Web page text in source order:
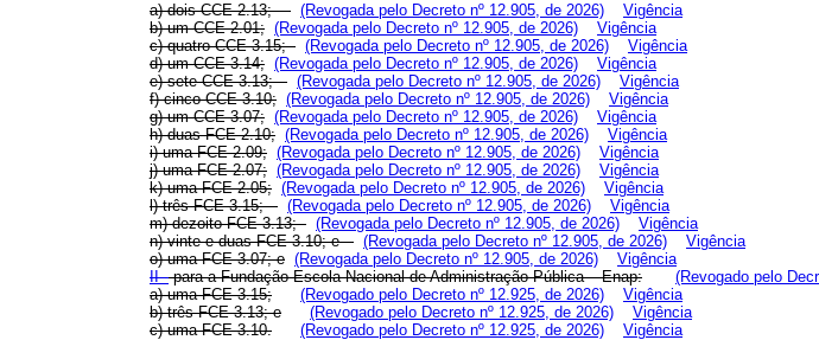
a) dois CCE 2.13; (Revogada pelo Decreto nº 12.905, de 2026)
Vigência
b) um CCE 2.01; (Revogada pelo Decreto nº 12.905, de 2026)
Vigência
c) quatro CCE 3.15; (Revogada pelo Decreto nº 12.905, de 2026)
Vigência
d) um CCE 3.14; (Revogada pelo Decreto nº 12.905, de 2026)
Vigência
e) sete CCE 3.13;
(Revogada pelo Decreto nº 12.905, de 2026)
Vigência
f) cinco CCE 3.10; (Revogada pelo Decreto nº 12.905, de 2026)
Vigência
g) um CCE 3.07; (Revogada pelo Decreto nº 12.905, de 2026)
Vigência
h) duas FCE 2.10; (Revogada pelo Decreto nº 12.905, de 2026)
Vigência
i) uma FCE 2.09; (Revogada pelo Decreto nº 12.905, de 2026)
Vigência
j) uma FCE 2.07; (Revogada pelo Decreto nº 12.905, de 2026)
Vigência
k) uma FCE 2.05; (Revogada pelo Decreto nº 12.905, de 2026)
Vigência
l) três FCE 3.15; (Revogada pelo Decreto nº 12.905, de 2026)
Vigência
m) dezoito FCE 3.13; (Revogada pelo Decreto nº 12.905, de 2026)
Vigência
n) vinte e duas FCE 3.10; e (Revogada pelo Decreto nº 12.905, de 2026)
Vigência
o) uma FCE 3.07; e (Revogada pelo Decreto nº 12.905, de 2026)
Vigência
II -para a Fundação Escola Nacional de Administração Pública – Enap: (Revogado pelo
a) uma FCE 3.15;
(Revogado pelo Decreto nº 12.925, de 2026)
Vigência
b) três FCE 3.13; e
(Revogado pelo Decreto nº 12.925, de 2026)
Vigência
c) uma FCE 3.10.
(Revogado pelo Decreto nº 12.925, de 2026)
Vigência